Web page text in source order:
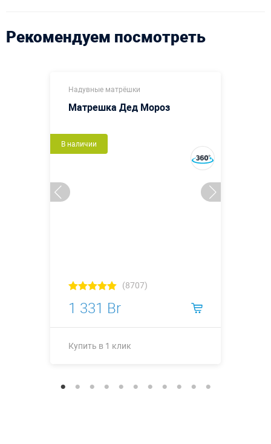
Рекомендуем посмотреть
Надувные матрёшки
Матрешка Дед Мороз
В наличии
(8707)
1 331 Br
Купить в 1 клик